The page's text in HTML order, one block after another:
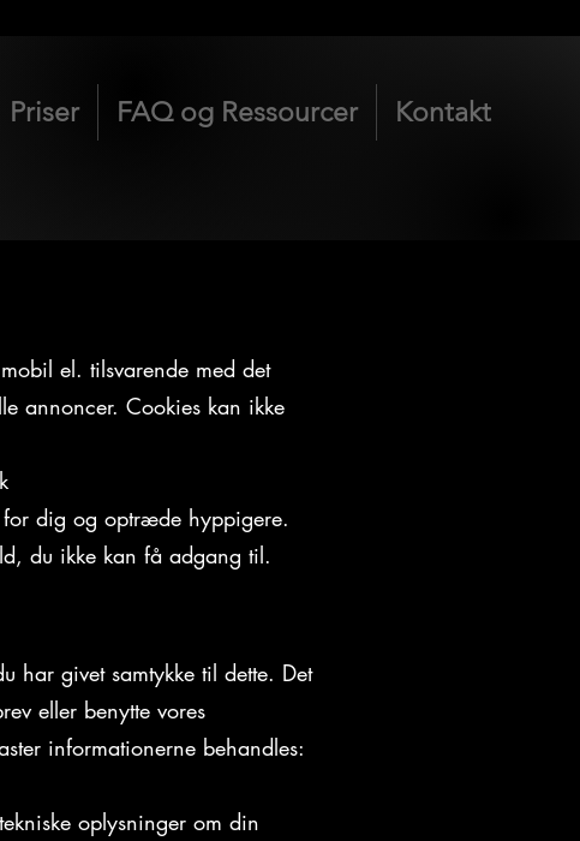
Priser FAQ og Ressourcer Kontakt
el. tilsvarende med det
annoncer. Cookies kan ikke
for dig og optræde hyppigere.
du ikke kan få adgang til.
har givet samtykke til dette. Det
eller benytte vores
informationerne behandles:
oplysninger om din